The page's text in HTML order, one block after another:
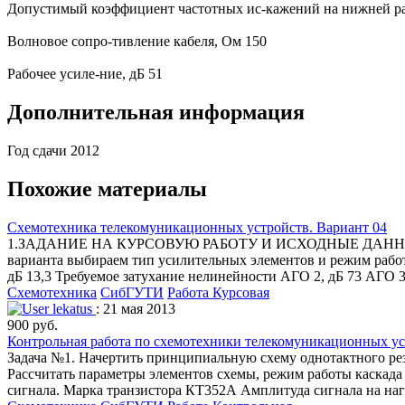
Допустимый коэффициент частотных ис-кажений на нижней
Волновое сопро-тивление кабеля, Ом 150
Рабочее усиле-ние, дБ 51
Дополнительная информация
Год сдачи 2012
Похожие материалы
Схемотехника телекомуникационных устройств. Вариант 04
1.ЗАДАНИЕ НА КУРСОВУЮ РАБОТУ И ИСХОДНЫЕ ДАННЫЕ
варианта выбираем тип усилительных элементов и режим
дБ 13,3 Требуемое затухание нелинейности АГО 2, дБ 73 АГО
Схемотехника СибГУТИ Работа Курсовая
lekatus : 21 мая 2013
900 руб.
Контрольная работа по схемотехники телекомуникационных
Задача №1. Начертить принципиальную схему однотактного
Рассчитать параметры элементов схемы, режим работы
сигнала. Марка транзистора КТ352А Амплитуда сигнала на